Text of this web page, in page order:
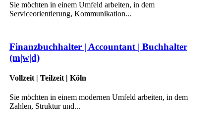
Sie möchten in einem Umfeld arbeiten, in dem
Serviceorientierung, Kommunikation...
Finanzbuchhalter | Accountant | Buchhalter
(m|w|d)
Vollzeit | Teilzeit | Köln
Sie möchten in einem modernen Umfeld arbeiten, in dem
Zahlen, Struktur und...